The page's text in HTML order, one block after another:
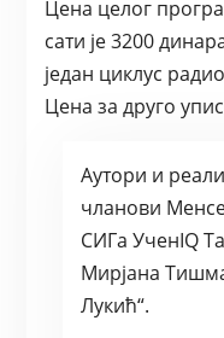
Цена целог
сати је 3200
један циклус
Цена за друго
Аутори и
чланови
СИГа УченIQ
Мирјана
Лукић“.